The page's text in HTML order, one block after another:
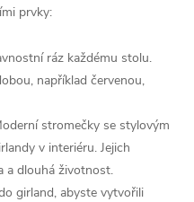
prvky:
ráz každému stolu.
například červenou,
stromečky se stylovým
v interiéru. Jejich
a dlouhá životnost.
girland, abyste vytvořili